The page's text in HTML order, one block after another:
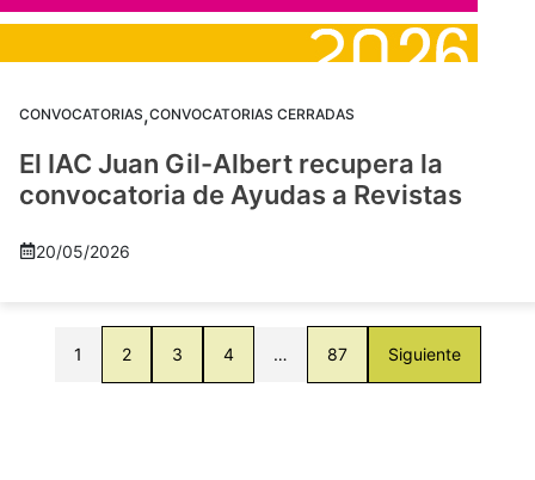
CONVOCATORIAS,CONVOCATORIAS CERRADAS
El IAC Juan Gil-Albert recupera la
convocatoria de Ayudas a Revistas
20/05/2026
1 2 3 4 … 87 Siguiente